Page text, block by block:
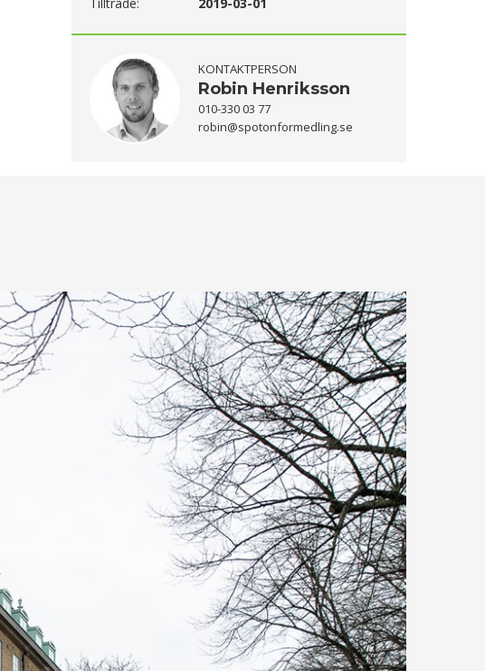
KONTAKTPERSON
Robin Henriksson
010-330 03 77
robin@spotonformedling.se